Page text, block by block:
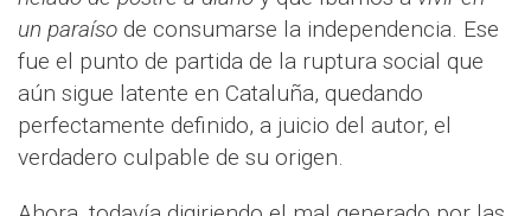
un paraíso de consumarse la independencia. Ese
fue el punto de partida de la ruptura social que
aún sigue latente en Cataluña, quedando
perfectamente definido, a juicio del autor, el
verdadero culpable de su origen.